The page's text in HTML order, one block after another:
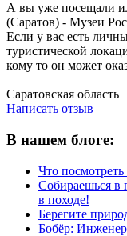
А вы уже посещали
(Саратов) - Музеи
Если у вас есть
туристической
кому то он может
Саратовская область
Написать отзыв
В нашем блоге:
Что
Собираешься в
в походе!
Берегите
Бобёр: